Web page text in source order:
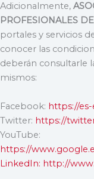
Adicionalmente,
PROFESIONALES
portales y servicios
conocer las
deberán consultarle
mismos:
Facebook: https://
Twitter: https://
YouTube:
https://
LinkedIn: http://